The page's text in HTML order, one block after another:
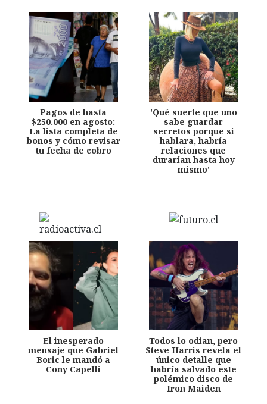
Pagos de hasta
$250.000 en agosto:
La lista completa de
bonos y cómo revisar
tu fecha de cobro
'Qué suerte que uno
sabe guardar
secretos porque si
hablara, habría
relaciones que
durarían hasta hoy
mismo'
El inesperado
mensaje que Gabriel
Boric le mandó a
Cony Capelli
Todos lo odian, pero
Steve Harris revela el
único detalle que
habría salvado este
polémico disco de
Iron Maiden